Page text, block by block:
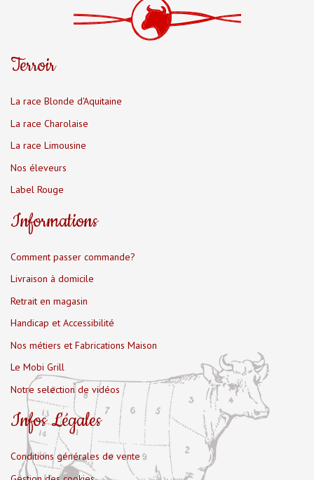
Terroir
La race Blonde d'Aquitaine
La race Charolaise
La race Limousine
Nos éleveurs
Label Rouge
Informations
Comment passer commande?
Livraison à domicile
Retrait en magasin
Handicap et Accessibilité
Nos métiers et Fabrications Maison
Le Mobi Grill
Notre selection de vidéos
Infos Légales
Conditions générales de vente